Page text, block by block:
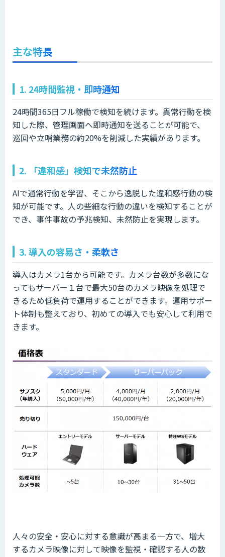
主な特長
1. 24時間監視・即時通知
24時間365日フル稼働で検知を続けます。異常行動を検
知した際、管理画面へ即時通知を送ることが可能で、
巡回や立哨業務の約20%を削減した実績があります。
2. 「違和感」検知で未然防止
AIで通常行動を学習、そこから逸脱した違和感行動の検
知が可能です。人の些細な行動の違いを検知することが
でき、事件事故の予兆検知、未然防止を実現します。
3. 導入の容易さ・柔軟さ
導入はカメラ1台から可能です。カメラ台数が多数にな
ってもサーバー１台で最大50台のカメラ映像を処理で
きるため低負荷で運用することができます。運用サポー
ト体制も整えており、初めての導入でも安心して利用で
きます。
人々の安全・安心に対する意識が高まる一方で、増大
するカメラ映像に対して映像を監視・確認する人の数